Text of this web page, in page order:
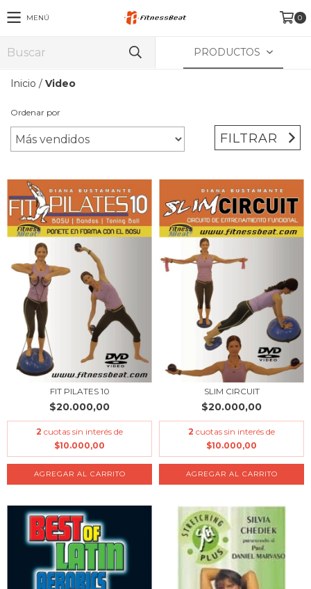
MENÚ 0
PRODUCTOS
Inicio / Video
Ordenar por
FILTRAR
FIT PILATES 10
$20.000,00
2 cuotas sin interés de
$10.000,00
SLIM CIRCUIT
$20.000,00
2 cuotas sin interés de
$10.000,00